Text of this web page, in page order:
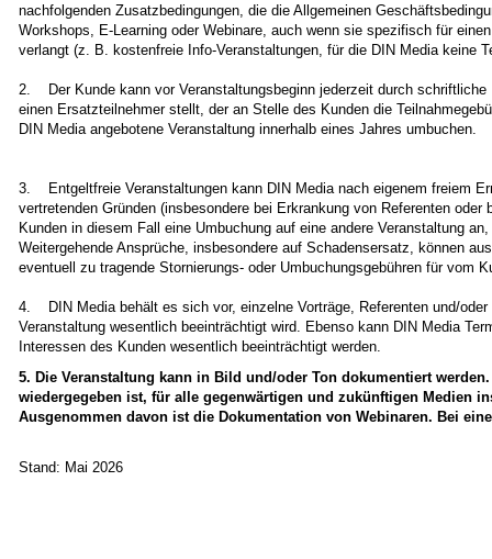
nachfolgenden Zusatzbedingungen, die die Allgemeinen
Workshops, E-Learning oder Webinare, auch wenn sie spezifisch für
verlangt (z. B. kostenfreie Info-Veranstaltungen, für die DIN Media keine
2. Der Kunde kann vor Veranstaltungsbeginn jederzeit durch schriftliche
einen Ersatzteilnehmer stellt, der an Stelle des Kunden die
DIN Media angebotene Veranstaltung innerhalb eines Jahres umbuchen.
3. Entgeltfreie Veranstaltungen kann DIN Media nach eigenem freiem
vertretenden Gründen (insbesondere bei Erkrankung von Referenten
Kunden in diesem Fall eine Umbuchung auf eine andere Veranstaltung
Weitergehende Ansprüche, insbesondere auf Schadensersatz, können
eventuell zu tragende Stornierungs- oder Umbuchungsgebühren für vom
4. DIN Media behält es sich vor, einzelne Vorträge, Referenten und/
Veranstaltung wesentlich beeinträchtigt wird. Ebenso kann DIN Media
Interessen des Kunden wesentlich beeinträchtigt werden.
5. Die Veranstaltung kann in Bild und/oder Ton dokumentiert
wiedergegeben ist, für alle gegenwärtigen und zukünftigen Medien
Ausgenommen davon ist die Dokumentation von Webinaren. Bei
Stand: Mai 2026